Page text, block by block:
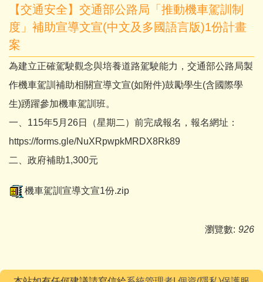
【交通安全】交通部公路局「推動機車駕訓制
度」補助宣導文宣(中文及多國語言版)1份計畫
案
為建立正確駕駛觀念與培養道路駕駛能力，交通部公路局製
作機車駕訓補助相關宣導文宣(如附件)鼓勵學生(含國際學
生)踴躍參加機車駕訓班。
一、115年5月26日（星期二）前完成報名，報名網址：
https://forms.gle/NuXRpwpkMRDX8Rk89
二、政府補助1,300元
機車駕訓宣導文宣1份.zip
瀏覽數: 926